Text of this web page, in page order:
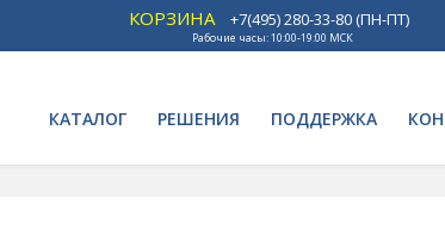
КОРЗИНА +7(495) 280-33-80 (ПН-ПТ)
Рабочие часы: 10:00-19:00 МСК
КАТАЛОГ РЕШЕНИЯ ПОДДЕРЖКА